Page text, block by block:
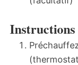
Instructions